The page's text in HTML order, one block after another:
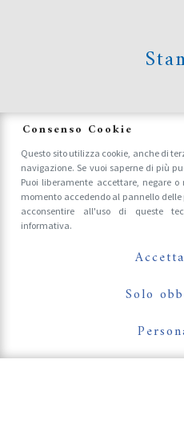
Accrediti
Consenso Cookie
Questo sito utilizza cookie, anche di
navigazione. Se vuoi saperne di più
Puoi liberamente accettare, negare
momento accedendo al pannello
acconsentire all'uso di queste
informativa.
Solo